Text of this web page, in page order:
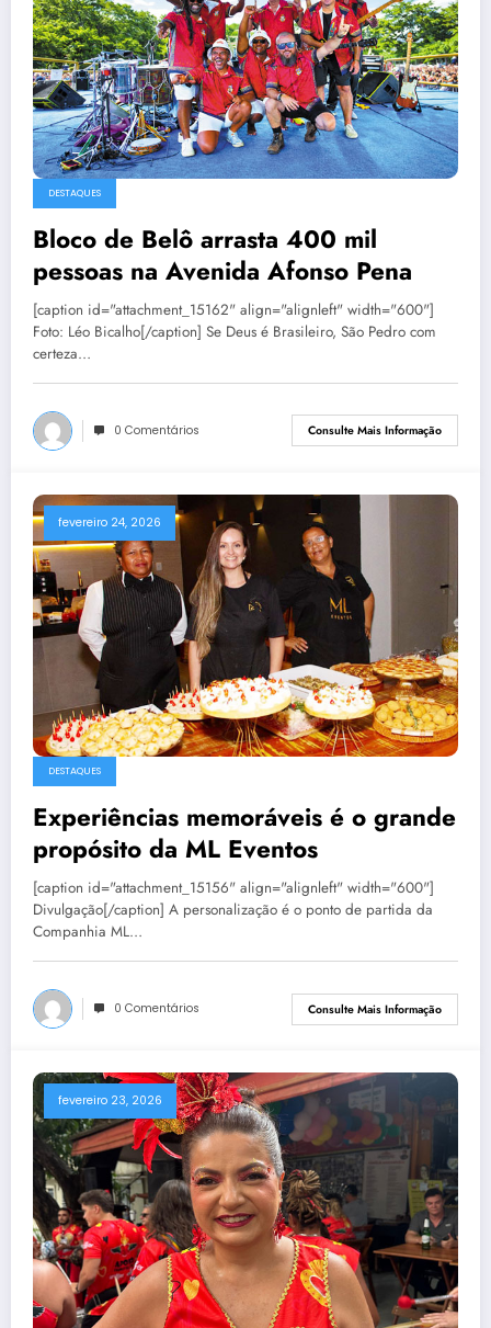
DESTAQUES
Bloco de Belô arrasta 400 mil
pessoas na Avenida Afonso Pena
[caption id="attachment_15162" align="alignleft" width="600"]
Foto: Léo Bicalho[/caption] Se Deus é Brasileiro, São Pedro com
certeza…
0 Comentários Consulte Mais Informação
fevereiro 24, 2026
DESTAQUES
Experiências memoráveis é o grande
propósito da ML Eventos
[caption id="attachment_15156" align="alignleft" width="600"]
Divulgação[/caption] A personalização é o ponto de partida da
Companhia ML…
0 Comentários Consulte Mais Informação
fevereiro 23, 2026